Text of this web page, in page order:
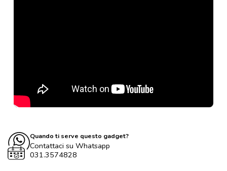
Quando ti serve questo gadget?
Contattaci su Whatsapp
031.3574828